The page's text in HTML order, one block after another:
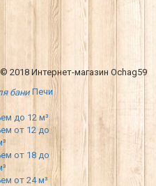
© 2018 Интернет-магазин Ochag59
Печи
до 12 м³
от 12 до
от 18 до
от 24 м³